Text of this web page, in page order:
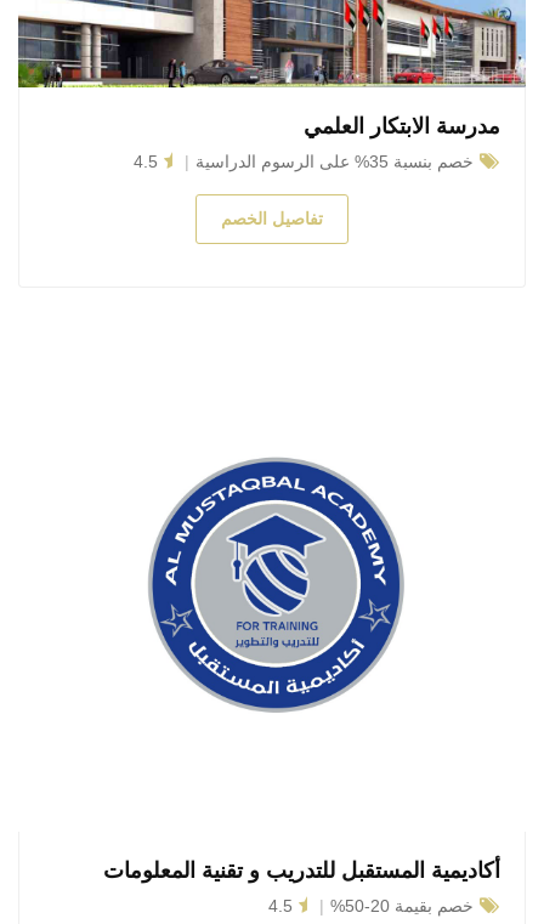
مدرسة الابتكار العلمي
خصم بنسبة 35% على الرسوم الدراسية 4.5
تفاصيل الخصم
أكاديمية المستقبل للتدريب و تقنية المعلومات
خصم بقيمة 20-50% 4.5